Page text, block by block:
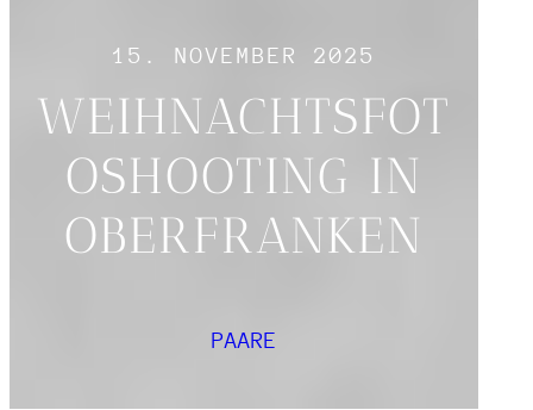
15. NOVEMBER 2025
WEIHNACHTSFOT
OSHOOTING IN
OBERFRANKEN
PAARE